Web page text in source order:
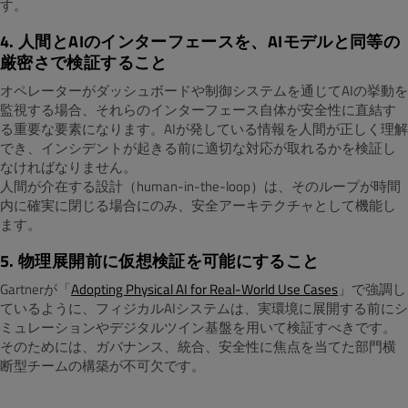
す。
4. 人間とAIのインターフェースを、AIモデルと同等の
厳密さで検証すること
オペレーターがダッシュボードや制御システムを通じてAIの挙動を
監視する場合、それらのインターフェース自体が安全性に直結す
る重要な要素になります。 AIが発している情報を人間が正しく理解
でき、インシデントが起きる前に適切な対応が取れるかを検証し
なければなりません。
人間が介在する設計（human-in-the-loop）は、そのループが時間
内に確実に閉じる場合にのみ、 安全アーキテクチャとして機能し
ます。
5. 物理展開前に仮想検証を可能にすること
Gartnerが「Adopting Physical AI for Real-World Use Cases 」で強調し
ているように、フィジカルAIシステムは、実環境に展開する前にシ
ミュレーションやデジタルツイン基盤を用いて検証すべきです。
そのためには、ガバナンス、統合、安全性に焦点を当てた部門横
断型チームの構築が不可欠です。